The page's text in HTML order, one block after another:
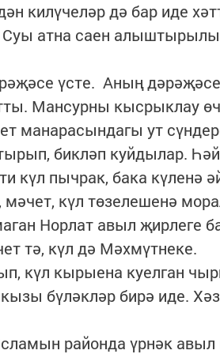
килүчеләр дә бар иде
Суы атна саен
үсте. Аның
Мансурны кысрыклау
манарасындагы ут
бикләп куйдылар.
күл пычрак, бака күленә
күл төзелешенә
Норлат авыл җирлеге
тә, күл дә Мәхмүтнеке.
күл кырыена куелган
бүләкләр бирә иде.
районда үрнәк авыл